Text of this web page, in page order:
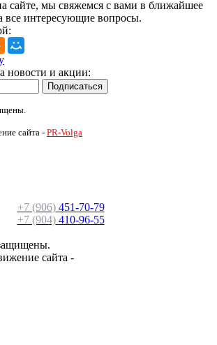
сайте, мы свяжемся с вами в ближайшее
все интересующие вопросы.
новости и акции:
сайта - PR-Volga
+7 (906)451-70-79
+7 (904)410-96-55
сайта -